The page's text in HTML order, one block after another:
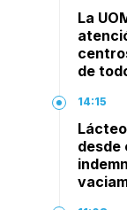
La
de
14:15
desde